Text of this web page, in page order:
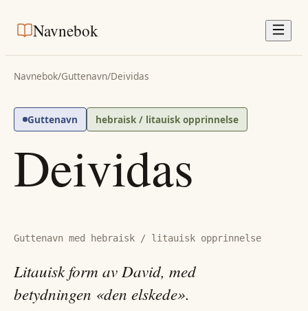
Navnebok
Navnebok/Guttenavn/Deividas
Guttenavn hebraisk / litauisk opprinnelse
Deividas
Guttenavn med hebraisk / litauisk opprinnelse
Litauisk form av David, med
betydningen «den elskede».